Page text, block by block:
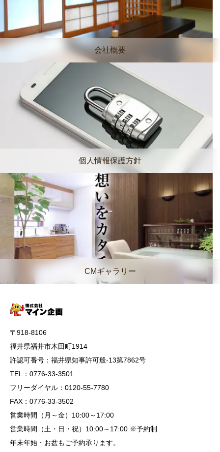
会社概要
個人情報保護方針
CMギャラリー
〒918-8106
福井県福井市木田町1914
許認可番号：福井県知事許可般-13第7862号
TEL：0776-33-3501
フリーダイヤル：0120-55-7780
FAX：0776-33-3502
営業時間（月～金）10:00～17:00
営業時間（土・日・祝）10:00～17:00 ※予約制
年末年始・お盆もご予約承ります。